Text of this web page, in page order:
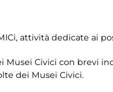
attività dedicate ai
Musei Civici con brevi
dei Musei Civici.